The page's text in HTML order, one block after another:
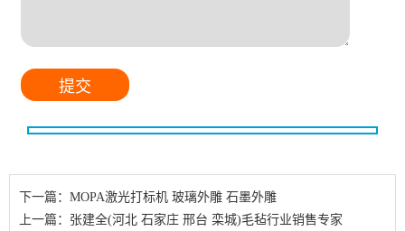
下一篇：MOPA激光打标机 玻璃外雕 石墨外雕
上一篇：张建全(河北 石家庄 邢台 栾城)毛毡行业销售专家